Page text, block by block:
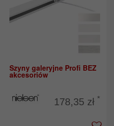
Szyny galeryjne Profi BEZ
akcesoriów
178,35 zł *